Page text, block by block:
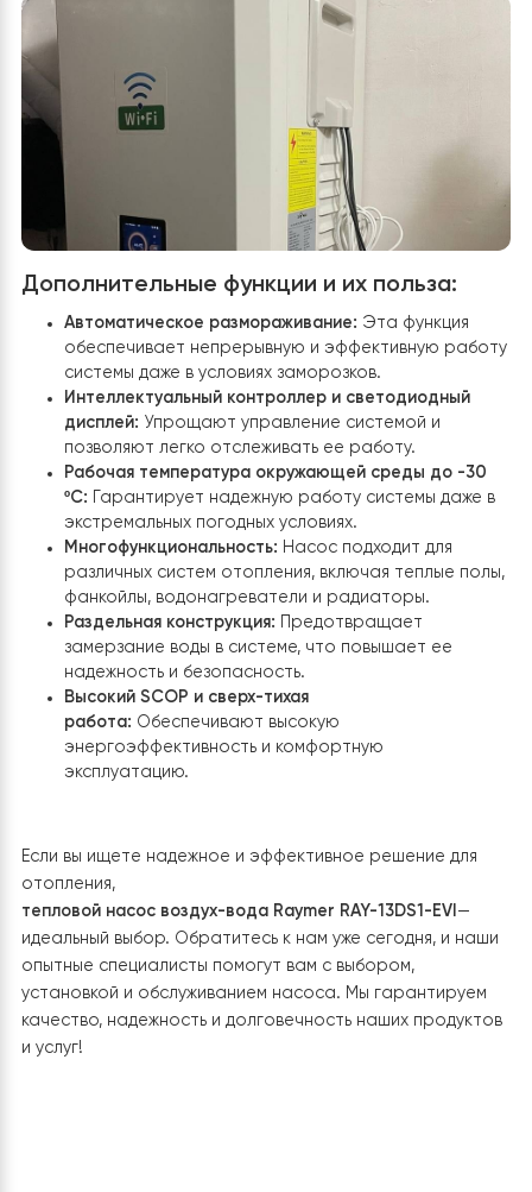
Raymer RAY-13DS1-EVI имеет мощность 13 кВт с
переменным энергопотреблением от 800 до
различных условиях эксплуатации, позволяя
экономить энергию.
Рекомендуемая площадь
отопления составляет от 80 до 170 кв.м, что
этот насос подходящим для большинства жилых
зданий, обеспечивая эффективное отопление
необходимости дополнительных источников
Температура нагрева носителя:Способность
55℃/60℃ гарантирует комфортное тепло даже
самые холодные дни.
Тип компрессора:Инверторный компрессор
Panasonic EVI обеспечивает высокую
эффективность, надежность и тихую работу.
Тип хладагента:Использование хладагента
повышает экологичность и эффективность
Дополнительные функции и их польза:
Автоматическое размораживание:Эта функция
обеспечивает непрерывную и эффективную
системы даже в условиях заморозков.
Интеллектуальный контроллер и светодиодный
дисплей: